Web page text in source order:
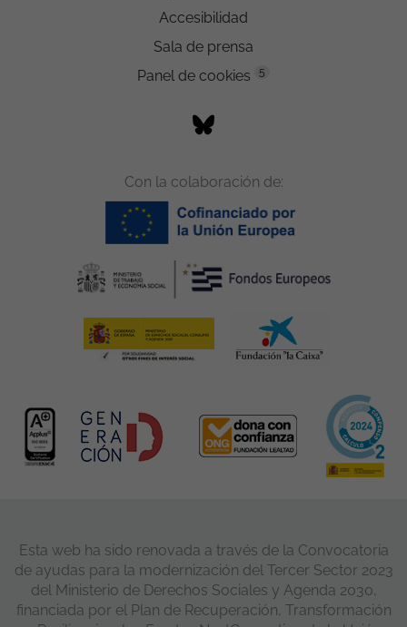
Accesibilidad
Sala de prensa
Panel de cookies
5
Con la colaboración de:
Esta web ha sido renovada a través de la Convocatoria
de ayudas para la modernización del Tercer Sector 2023
del Ministerio de Derechos Sociales y Agenda 2030,
financiada por el Plan de Recuperación, Transformación